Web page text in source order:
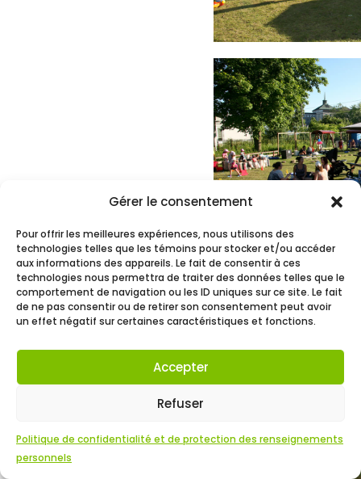
Gérer le consentement
Pour offrir les meilleures expériences, nous utilisons des
technologies telles que les témoins pour stocker et/ou accéder
aux informations des appareils. Le fait de consentir à ces
technologies nous permettra de traiter des données telles que le
comportement de navigation ou les ID uniques sur ce site. Le fait
de ne pas consentir ou de retirer son consentement peut avoir
un effet négatif sur certaines caractéristiques et fonctions.
Accepter
Refuser
Politique de confidentialité et de protection des renseignements
personnels